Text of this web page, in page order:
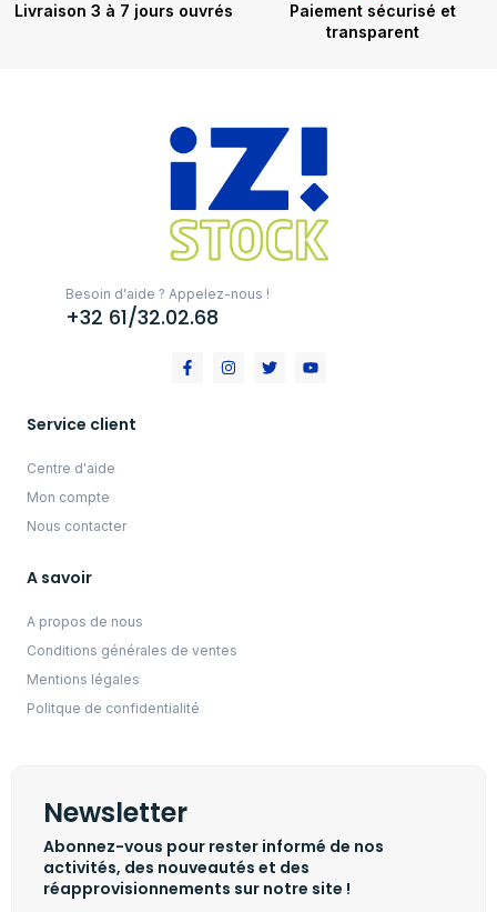
Livraison 3 à 7 jours ouvrés
Paiement sécurisé et
transparent
Besoin d'aide ? Appelez-nous !
+32 61/32.02.68
Service client
Centre d'aide
Mon compte
Nous contacter
A savoir
A propos de nous
Conditions générales de ventes
Mentions légales
Politque de confidentialité
Newsletter
Abonnez-vous pour rester informé de nos
activités, des nouveautés et des
réapprovisionnements sur notre site !